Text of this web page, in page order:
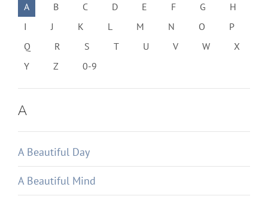
A B C D E F G
H
I
J K L M N O
P
Q
R S T U V W
X
Y
Z 0-9
A
A Beautiful Day
A Beautiful Mind